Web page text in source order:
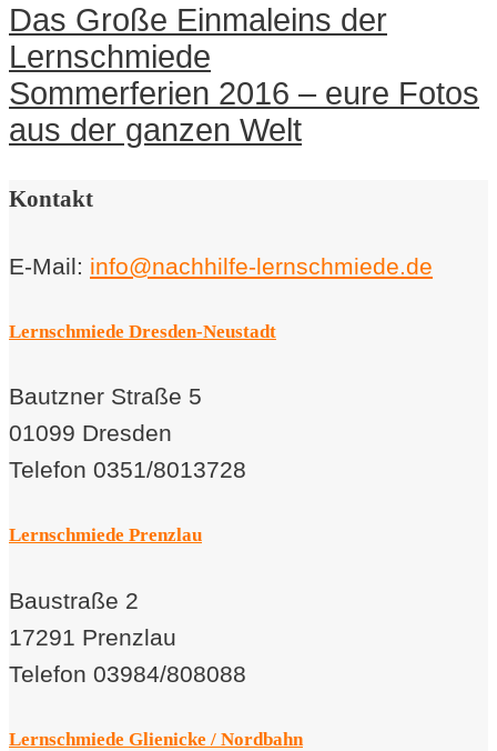
Navigation
innerhalb
eines
Beitrags
Das Große Einmaleins der
Lernschmiede
Sommerferien 2016 – eure Fotos
aus der ganzen Welt
Kontakt
E-Mail: info@nachhilfe-lernschmiede.de
Lernschmiede Dresden-Neustadt
Bautzner Straße 5
01099 Dresden
Telefon 0351/8013728
Lernschmiede Prenzlau
Baustraße 2
17291 Prenzlau
Telefon 03984/808088
Lernschmiede Glienicke / Nordbahn